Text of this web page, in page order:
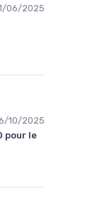
06/2025
10/2025
pour le